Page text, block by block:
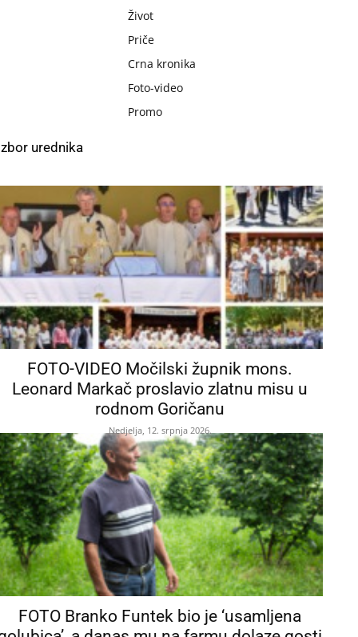
Život
Priče
Crna kronika
Foto-video
Promo
urednika
FOTO-VIDEO Močilski župnik mons.
Leonard Markač proslavio zlatnu misu u
rodnom Goričanu
Nedjelja, 12. srpnja 2026.
FOTO Branko Funtek bio je ‘usamljena